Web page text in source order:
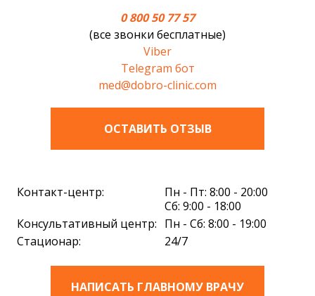
0 800 50 77 57
(все звонки бесплатные)
Viber
Telegram бот
med@dobro-clinic.com
ОСТАВИТЬ ОТЗЫВ
Контакт-центр:
Пн - Пт: 8:00 - 20:00
Сб: 9:00 - 18:00
Консультативный центр: Пн - Сб: 8:00 - 19:00
Стационар:
24/7
НАПИСАТЬ ГЛАВНОМУ ВРАЧУ